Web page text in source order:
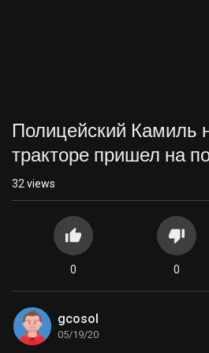
Полицейский Камиль
тракторе пришел на
32views
0 0
gcosol
05/19/20